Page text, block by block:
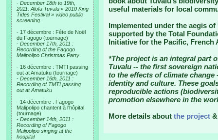
- December 18th to 19th,
2011: Alofa Tuvalu « 2010 King
Tides Festival » video public
screening
- 17 décembre : Fête de Noël
du Fagogo (tournage)
- December 17th, 2011 :
Recording of the Fagogo
Malipolipo Christmas Party
- 16 décembre : TMTI passing
out at Amatuku (tournage)
- December 16th, 2011 :
Recording of TMTI passing
out at Amatuku
- 14 décembre : Fagogo
Malipolipo chantent à l'hôpital
(tournage)
- December 14th, 2011 :
Recording of Fagogo
Malipolipo singing at the
hospital
useful materials for local
Implemented under the aegis
supported by the Total
Initiative for the Pacific, French
*The project is an integral part
Tuvalu -- the first sovereign
to the effects of climate
identity and culture. These
reproducible actions
promotion elsewhere in the
More details about the project